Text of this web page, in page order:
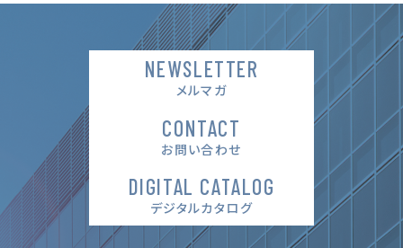
NEWSLETTER
メルマガ
CONTACT
お問い合わせ
DIGITAL CATALOG
デジタルカタログ